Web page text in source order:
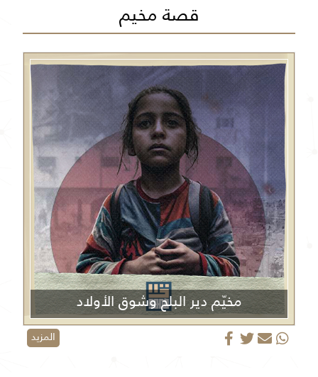
قصة مخيم
مخيّم دير البلح وشوق الأولاد
المزيد